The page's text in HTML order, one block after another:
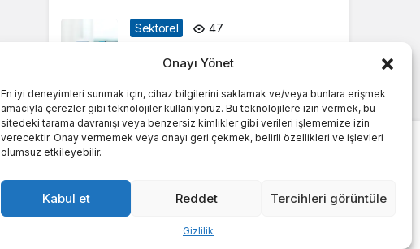
Onayı Yönet
En iyi deneyimleri sunmak için, cihaz bilgilerini saklamak ve/veya bunlara erişmek
amacıyla çerezler gibi teknolojiler kullanıyoruz. Bu teknolojilere izin vermek, bu
sitedeki tarama davranışı veya benzersiz kimlikler gibi verileri işlememize izin
verecektir. Onay vermemek veya onayı geri çekmek, belirli özellikleri ve işlevleri
olumsuz etkileyebilir.
Kabul et Reddet Tercihleri görüntüle
Gizlilik
Sektörel 47